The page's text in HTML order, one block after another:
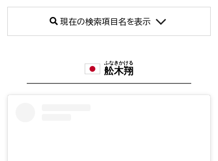
現在の検索項目名を表示
舩木翔
ふなきかける